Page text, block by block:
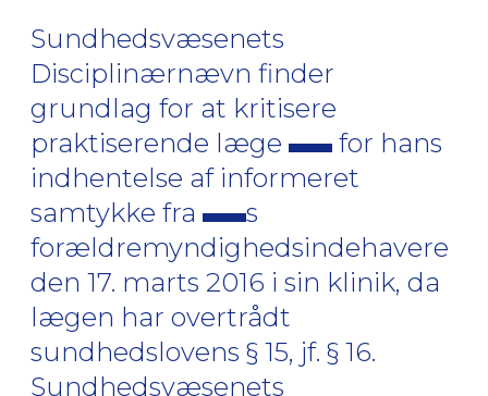
Sundhedsvæsenets
Disciplinærnævn finder
grundlag for at kritisere
praktiserende læge
for hans
indhentelse af informeret
samtykke fra
s
forældremyndighedsindehavere
den 17. marts 2016 i sin klinik, da
lægen har overtrådt
sundhedslovens § 15, jf. § 16.
Sundhedsvæsenets